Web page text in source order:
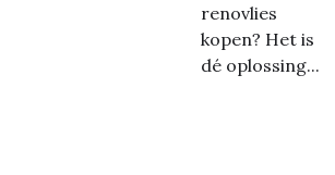
renovlies
kopen? Het is
dé oplossing...